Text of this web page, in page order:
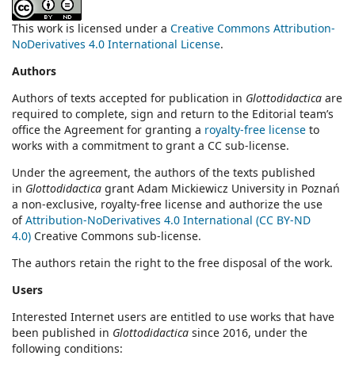
This work is licensed under a Creative Commons Attribution-
NoDerivatives 4.0 International License.
Authors
Authors of texts accepted for publication in Glottodidactica are
required to complete, sign and return to the Editorial team’s
office the Agreement for granting a royalty-free license to
works with a commitment to grant a CC sub-license.
Under the agreement, the authors of the texts published
in Glottodidactica grant Adam Mickiewicz University in Poznań
a non-exclusive, royalty-free license and authorize the use
ofAttribution-NoDerivatives 4.0 International (CC BY-ND
4.0) Creative Commons sub-license.
The authors retain the right to the free disposal of the work.
Users
Interested Internet users are entitled to use works that have
been published in Glottodidactica since 2016, under the
following conditions: